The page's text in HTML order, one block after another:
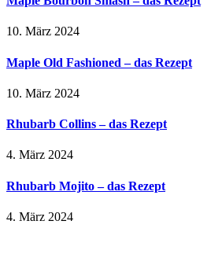
10. März 2024
Maple Old Fashioned – das Rezept
10. März 2024
Rhubarb Collins – das Rezept
4. März 2024
Rhubarb Mojito – das Rezept
4. März 2024